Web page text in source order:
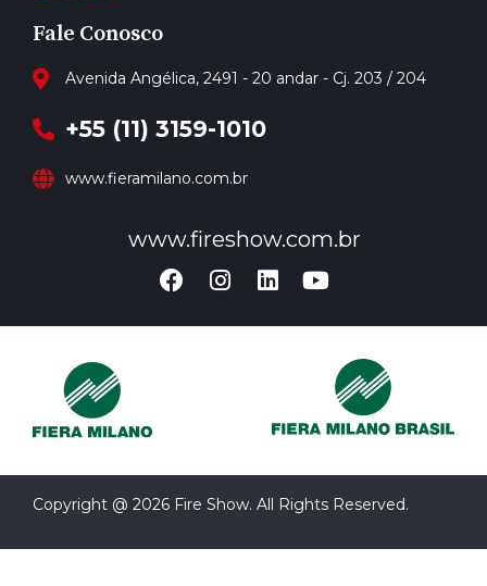
Fale Conosco
Avenida Angélica, 2491 - 20 andar - Cj. 203 / 204
+55 (11) 3159-1010
www.fieramilano.com.br
www.fireshow.com.br
Copyright @ 2026 Fire Show. All Rights Reserved.